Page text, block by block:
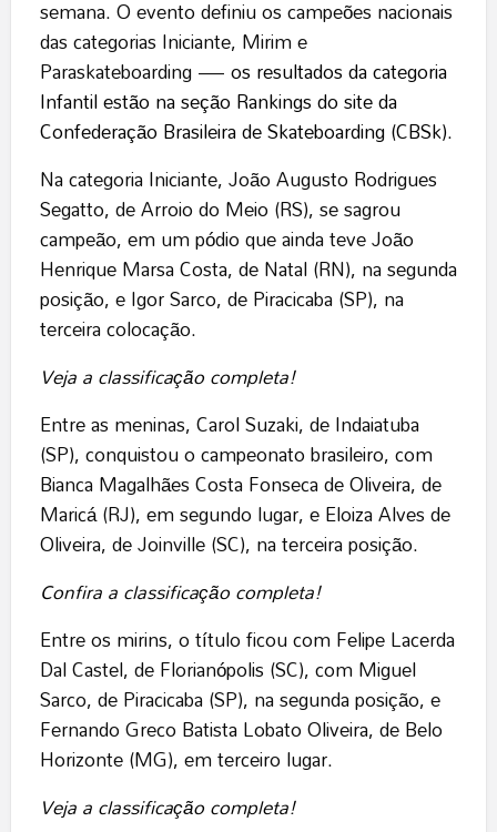
semana. O evento definiu os campeões nacionais
das categorias Iniciante, Mirim e
Paraskateboarding —os resultados da categoria
Infantil estão na seção Rankings do site da
Confederação Brasileira de Skateboarding (CBSk).
Na categoria Iniciante, João Augusto Rodrigues
Segatto, de Arroio do Meio (RS), se sagrou
campeão, em um pódio que ainda teve João
Henrique Marsa Costa, de Natal (RN), na segunda
posição, e Igor Sarco, de Piracicaba (SP), na
terceira colocação.
Veja a classificação completa!
Entre as meninas, Carol Suzaki, de Indaiatuba
(SP), conquistou o campeonato brasileiro, com
Bianca Magalhães Costa Fonseca de Oliveira, de
Maricá (RJ), em segundo lugar, e Eloiza Alves de
Oliveira, de Joinville (SC), na terceira posição.
Confira a classificação completa!
Entre os mirins, o título ficou com Felipe Lacerda
Dal Castel, de Florianópolis (SC), com Miguel
Sarco, de Piracicaba (SP), na segunda posição, e
Fernando Greco Batista Lobato Oliveira, de Belo
Horizonte (MG), em terceiro lugar.
Veja a classificação completa!